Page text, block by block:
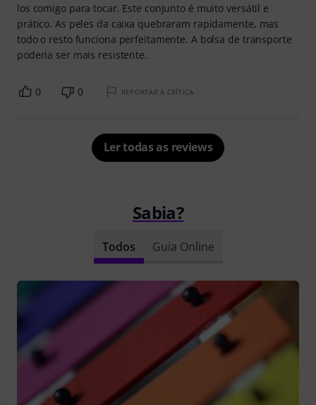
los comigo para tocar. Este conjunto é muito versátil e
prático. As peles da caixa quebraram rapidamente, mas
todo o resto funciona perfeitamente. A bolsa de transporte
poderia ser mais resistente.
0 0 REPORTAR A CRÍTICA
Ler todas as reviews
Sabia?
Todos Guia Online